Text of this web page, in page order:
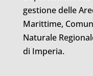
gestione delle
Marittime,
Naturale
di Imperia.